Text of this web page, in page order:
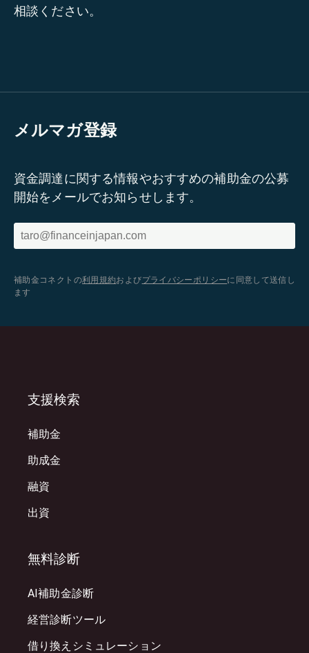
相談ください。
メルマガ登録
資金調達に関する情報やおすすめの補助金の公募
開始をメールでお知らせします。
補助金コネクトの利用規約およびプライバシーポリシーに同意して送信し
ます
支援検索
補助金
助成金
融資
出資
無料診断
AI補助金診断
経営診断ツール
借り換えシミュレーション